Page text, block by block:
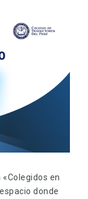
en
donde